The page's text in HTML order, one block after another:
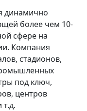
динамично
более чем 10-
сфере на
Компания
стадионов,
под ключ,
центров